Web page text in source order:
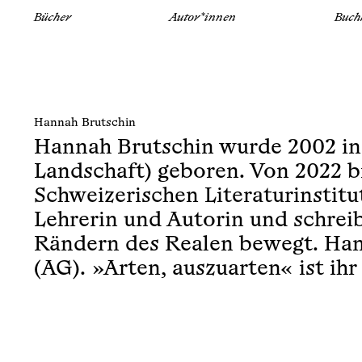
Bücher Autor*innen
Hannah Brutschin
Hannah Brutschin wurde 2002
Landschaft) geboren. Von 2022
Schweizerischen
Lehrerin und Autorin und
Rändern des Realen bewegt.
(AG). »Arten, auszuarten« ist